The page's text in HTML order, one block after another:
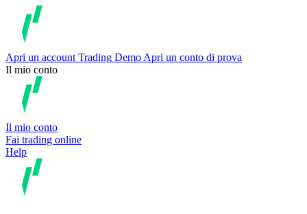
Apri un account Trading Demo Apri un conto di prova
Il mio conto
Il mio conto
Fai trading online
Help